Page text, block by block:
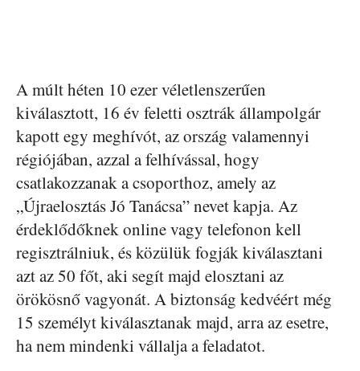
A múlt héten 10 ezer véletlenszerűen
kiválasztott, 16 év feletti osztrák állampolgár
kapott egy meghívót, az ország valamennyi
régiójában, azzal a felhívással, hogy
csatlakozzanak a csoporthoz, amely az
„Újraelosztás Jó Tanácsa” nevet kapja. Az
érdeklődőknek online vagy telefonon kell
regisztrálniuk, és közülük fogják kiválasztani
azt az 50 főt, aki segít majd elosztani az
örökösnő vagyonát. A biztonság kedvéért még
15 személyt kiválasztanak majd, arra az esetre,
ha nem mindenki vállalja a feladatot.